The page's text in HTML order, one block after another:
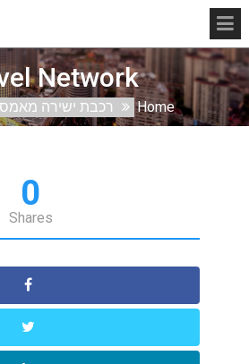
Network
Home רכבת ישירה
0
Shares